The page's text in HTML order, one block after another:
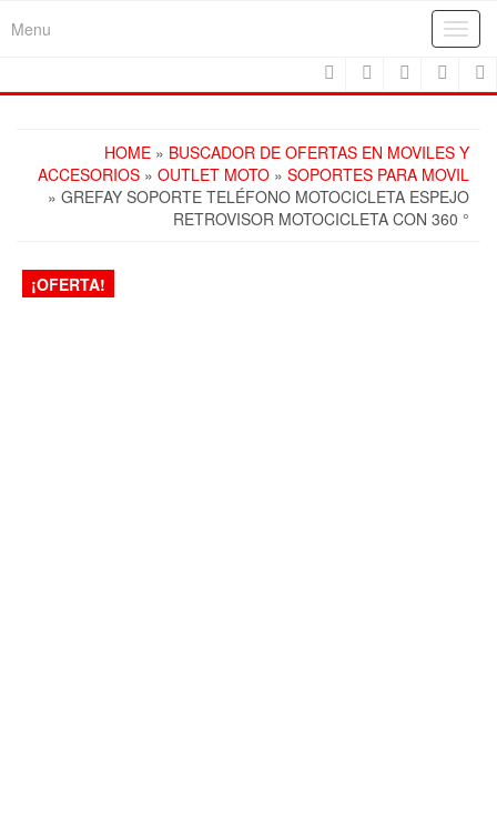
Menu
HOME » BUSCADOR DE OFERTAS EN MOVILES Y
ACCESORIOS » OUTLET MOTO » SOPORTES PARA MOVIL
» GREFAY SOPORTE TELÉFONO MOTOCICLETA ESPEJO
RETROVISOR MOTOCICLETA CON 360 °
¡OFERTA!